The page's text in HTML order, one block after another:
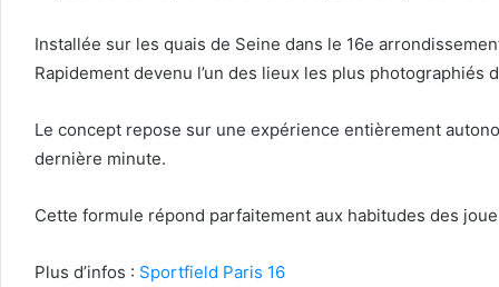
Installée sur les quais de Seine dans le 16e
Rapidement devenu l’un des lieux les plus
Le concept repose sur une expérience entièrement
dernière minute.
Cette formule répond parfaitement aux habitudes des
Plus d’infos : Sportfield Paris 16